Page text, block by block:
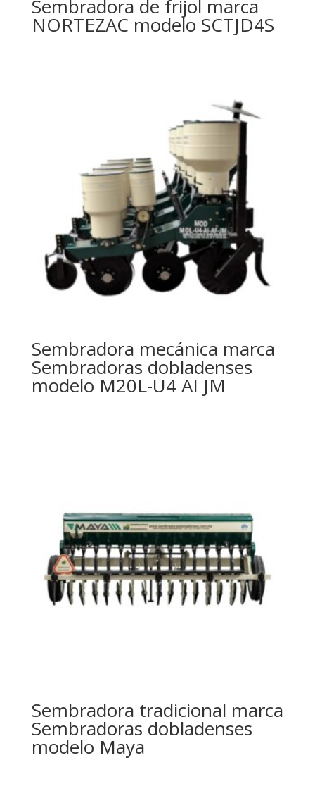
Sembradora de frijol marca
NORTEZAC modelo SCTJD4S
Sembradora mecánica marca
Sembradoras dobladenses
modelo M20L-U4 AI JM
Sembradora tradicional marca
Sembradoras dobladenses
modelo Maya